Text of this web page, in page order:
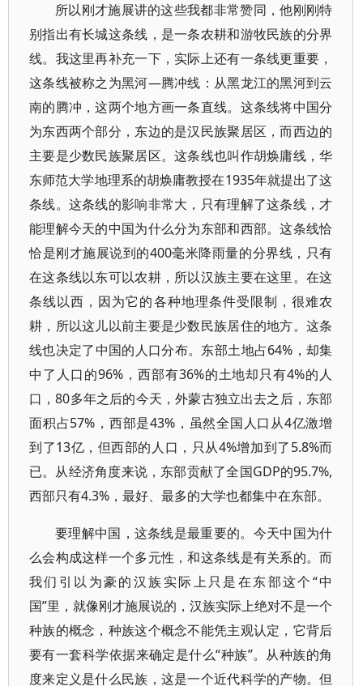
所以刚才施展讲的这些我都非常赞同，他刚刚特
别指出有长城这条线，是一条农耕和游牧民族的分界
线。我这里再补充一下，实际上还有一条线更重要，
这条线被称之为黑河—腾冲线：从黑龙江的黑河到云
南的腾冲，这两个地方画一条直线。这条线将中国分
为东西两个部分，东边的是汉民族聚居区，而西边的
主要是少数民族聚居区。这条线也叫作胡焕庸线，华
东师范大学地理系的胡焕庸教授在1935年就提出了这
条线。这条线的影响非常大，只有理解了这条线，才
能理解今天的中国为什么分为东部和西部。这条线恰
恰是刚才施展说到的400毫米降雨量的分界线，只有
在这条线以东可以农耕，所以汉族主要在这里。在这
条线以西，因为它的各种地理条件受限制，很难农
耕，所以这儿以前主要是少数民族居住的地方。这条
线也决定了中国的人口分布。东部土地占64%，却集
中了人口的96%，西部有36%的土地却只有4%的人
口，80多年之后的今天，外蒙古独立出去之后，东部
面积占57%，西部是43%，虽然全国人口从4亿激增
到了13亿，但西部的人口，只从4%增加到了5.8%而
已。从经济角度来说，东部贡献了全国GDP的95.7%,
西部只有4.3%，最好、最多的大学也都集中在东部。
要理解中国，这条线是最重要的。今天中国为什
么会构成这样一个多元性，和这条线是有关系的。而
我们引以为豪的汉族实际上只是在东部这个“中
国”里，就像刚才施展说的，汉族实际上绝对不是一个
种族的概念，种族这个概念不能凭主观认定，它背后
要有一套科学依据来确定是什么“种族”。从种族的角
度来定义是什么民族，这是一个近代科学的产物。但